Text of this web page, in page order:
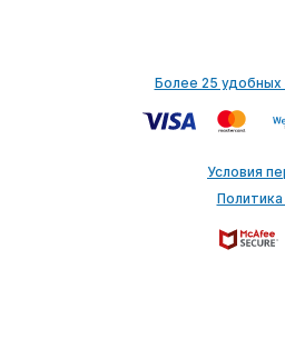
Более 25 удобных
Условия